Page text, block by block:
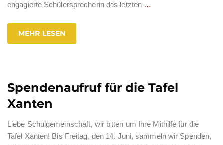
engagierte Schülersprecherin des letzten …
MEHR LESEN
Spendenaufruf für die Tafel
Xanten
Liebe Schulgemeinschaft, wir bitten um Ihre Mithilfe für die
Tafel Xanten! Bis Freitag, den 14. Juni, sammeln wir Spenden,